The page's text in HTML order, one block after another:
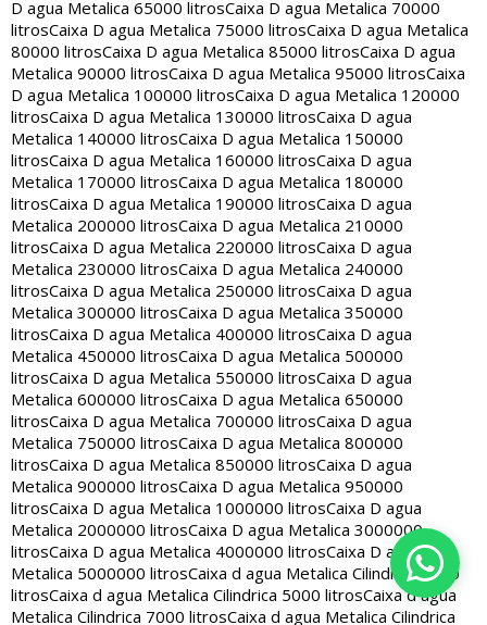
D agua Metalica 65000 litrosCaixa D agua Metalica 70000
litrosCaixa D agua Metalica 75000 litrosCaixa D agua Metalica
80000 litrosCaixa D agua Metalica 85000 litrosCaixa D agua
Metalica 90000 litrosCaixa D agua Metalica 95000 litrosCaixa
D agua Metalica 100000 litrosCaixa D agua Metalica 120000
litrosCaixa D agua Metalica 130000 litrosCaixa D agua
Metalica 140000 litrosCaixa D agua Metalica 150000
litrosCaixa D agua Metalica 160000 litrosCaixa D agua
Metalica 170000 litrosCaixa D agua Metalica 180000
litrosCaixa D agua Metalica 190000 litrosCaixa D agua
Metalica 200000 litrosCaixa D agua Metalica 210000
litrosCaixa D agua Metalica 220000 litrosCaixa D agua
Metalica 230000 litrosCaixa D agua Metalica 240000
litrosCaixa D agua Metalica 250000 litrosCaixa D agua
Metalica 300000 litrosCaixa D agua Metalica 350000
litrosCaixa D agua Metalica 400000 litrosCaixa D agua
Metalica 450000 litrosCaixa D agua Metalica 500000
litrosCaixa D agua Metalica 550000 litrosCaixa D agua
Metalica 600000 litrosCaixa D agua Metalica 650000
litrosCaixa D agua Metalica 700000 litrosCaixa D agua
Metalica 750000 litrosCaixa D agua Metalica 800000
litrosCaixa D agua Metalica 850000 litrosCaixa D agua
Metalica 900000 litrosCaixa D agua Metalica 950000
litrosCaixa D agua Metalica 1000000 litrosCaixa D agua
Metalica 2000000 litrosCaixa D agua Metalica 3000000
litrosCaixa D agua Metalica 4000000 litrosCaixa D agua
Metalica 5000000 litrosCaixa d agua Metalica Cilindrica 2000
litrosCaixa d agua Metalica Cilindrica 5000 litrosCaixa d agua
Metalica Cilindrica 7000 litrosCaixa d agua Metalica Cilindrica